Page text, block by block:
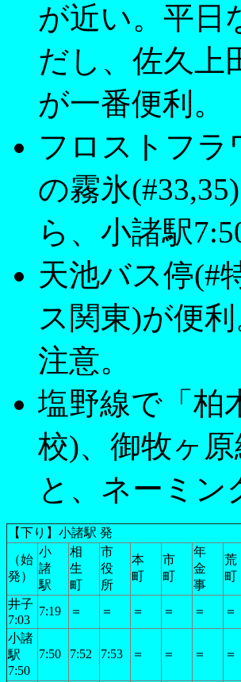
が近い。平日
だし、佐久上
が一番便利。
フロストフラ
の霧氷
ら、小諸駅
天池バス停(#
ス関東)が便
注意。
塩野線で「
校)、御牧ヶ
と、ネーミン
【下り】小諸駅 発
（始
発）
小
諸
駅
相
生
町
市
役
所
本
町
市
町
年
金
事
荒
町
井子
7:03
7:19 ＝ ＝ ＝ ＝ ＝ ＝
小諸
駅
7:50
7:50 7:52 7:53 ＝ ＝ ＝ ＝